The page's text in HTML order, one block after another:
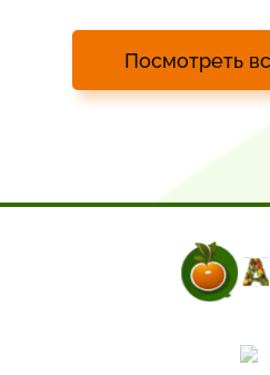
Посмотреть